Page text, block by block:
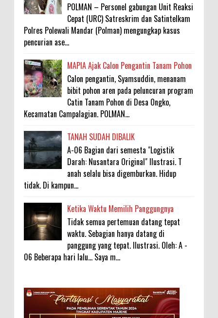
POLMAN – Personel gabungan Unit Reaksi
Cepat (URC) Satreskrim dan Satintelkam
Polres Polewali Mandar (Polman) mengungkap kasus
pencurian ase...
MAPIA Ajak Calon Pengantin Tanam Pohon
Calon pengantin, Syamsuddin, menanam
bibit pohon aren pada peluncuran program
Catin Tanam Pohon di Desa Ongko,
Kecamatan Campalagian. POLMAN...
TANAH SUDAH DIBALIK
A-06 Bagian dari semesta "Logistik
Darah: Nusantara Original" Ilustrasi. T
anah selalu bisa digemburkan. Hidup
tidak. Di kampun...
Ketika Waktu Memilih Panggungnya
Tidak semua pertemuan datang tepat
waktu. Sebagian hanya datang di
panggung yang tepat. Ilustrasi. Oleh: A -
06 Beberapa hari lalu... Saya m...